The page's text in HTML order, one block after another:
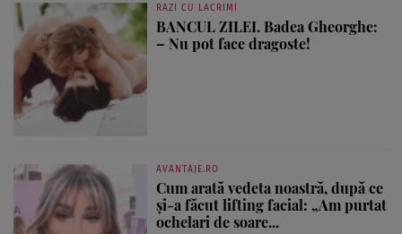
RAZI CU LACRIMI
BANCUL ZILEI. Badea Gheorghe:
– Nu pot face dragoste!
AVANTAJE.RO
Cum arată vedeta noastră, după ce
și-a făcut lifting facial: „Am purtat
ochelari de soare...